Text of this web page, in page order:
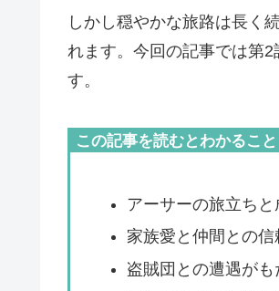
しかし穏やかな旅路は長く
れます。今回の記事では第
す。
この記事を読むとわかること
アーサーの旅立ち
家族愛と仲間との
盗賊団との遭遇が